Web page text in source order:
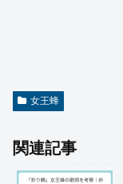
女王蜂
関連記事